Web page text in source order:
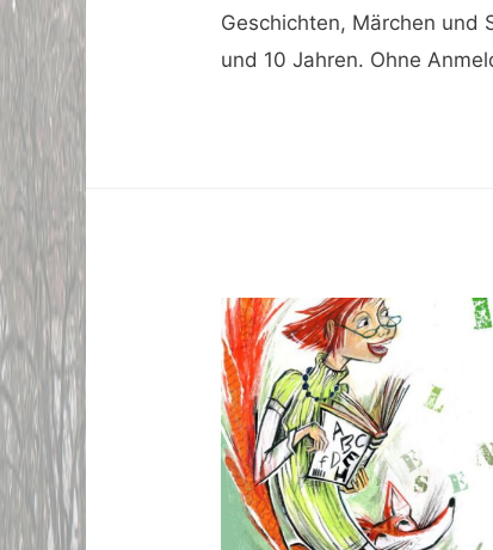
Geschichten, Märchen und
und 10 Jahren. Ohne